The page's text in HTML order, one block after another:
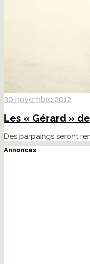
30 novembre 2012
Les « Gérard »
Des parpaings seront
Annonces